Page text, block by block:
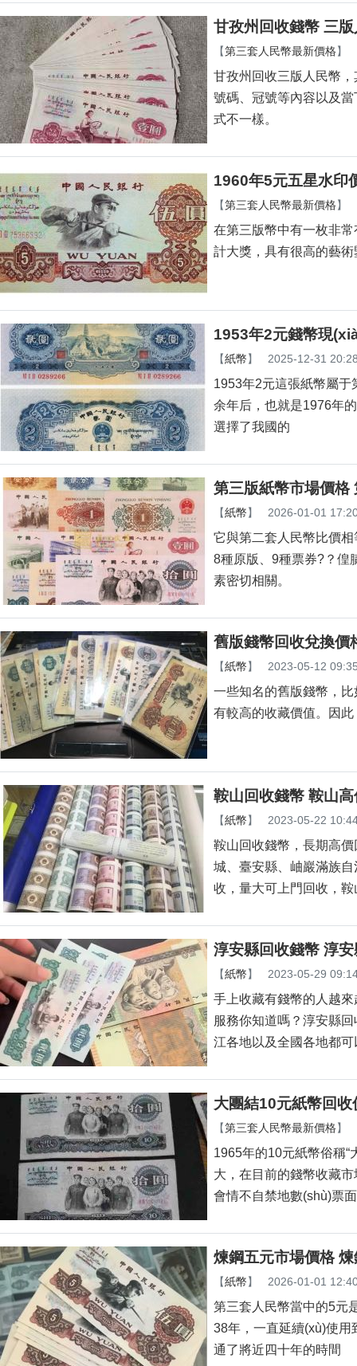
甘孜州回收錢幣 三
【第三套人民幣最新價格】
甘孜州回收三版人民幣，
號碼、冠號等內容以及當
式不一樣。
1960年5元五星水印
【第三套人民幣最新價格】
在第三版幣中有一枚非常
計大獎，具有很高的藝術
1953年2元錢幣現
【紙幣】 2025-12-31
1953年2元這張紙幣屬于第
余年后，也就是1976年
選擇了我國的
第三版紙幣市場價格
【紙幣】 2026-01-01
它與第二套人民幣比價相等
8種原版、9種票券
素密切相關。
舊版錢幣回收兌換價
【紙幣】 2023-05-12
一些知名的舊版錢幣，比
有較高的收藏價值。因此
鞍山回收錢幣 鞍山
【紙幣】 2023-05-22
鞍山回收錢幣，長期高價
城、臺安縣、岫巖滿族
收，量大可上門回收
淳安縣回收錢幣 淳
【紙幣】 2023-05-29
手上收藏有錢幣的人越來
服務你知道嗎？淳安縣回收老
江各地以及全國各地都可
大團結10元紙幣回
【第三套人民幣最新價格】
1965年的10元紙幣俗稱“
大，在目前的錢幣收藏
會情不自禁地數(shù)票面
煉鋼五元市場價格
【紙幣】 2026-01-01
第三套人民幣當中的5元
38年，一直延續(xù)使用
通了將近四十年的時間